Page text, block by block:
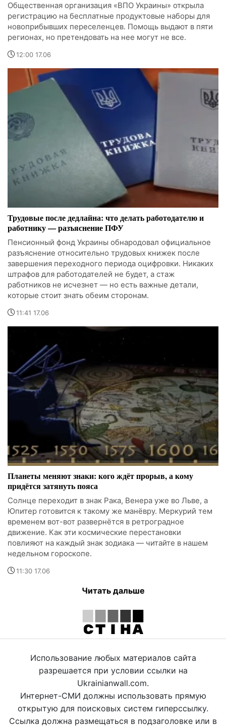
Общественная организация «ВПО Украины» открыла
регистрацию на бесплатные продуктовые наборы для
новоприбывших переселенцев. Помощь выдают в пяти
регионах, но претендовать на нее могут не все.
12:00 17.06
Трудовые после дедлайна: что делать работодателю и
работнику — разъяснение ПФУ
Пенсионный фонд Украины обнародовал официальное
разъяснение относительно трудовых книжек после
завершения переходного периода оцифровки. Никаких
штрафов для работодателей не будет, а стаж
работников не исчезнет — но есть важные детали,
которые стоит знать обеим сторонам.
11:41 17.06
Планеты меняют знаки: кого ждёт прорыв, а кому
придётся затянуть пояса
Солнце переходит в знак Рака, Венера уже во Льве, а
Юпитер готовится к такому же манёвру. Меркурий тем
временем вот-вот развернётся в ретроградное
движение. Как эти космические перестановки
повлияют на каждый знак зодиака — читайте в нашем
недельном гороскопе.
11:30 17.06
Читать дальше
Использование любых материалов сайта
разрешается при условии ссылки на
Ukrainianwall.com.
Интернет-СМИ должны использовать прямую
открытую для поисковых систем гиперссылку.
Ссылка должна размещаться в подзаголовке или в